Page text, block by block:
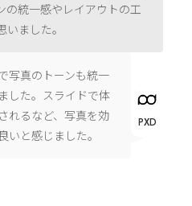
の統一感やレイアウトの工
ました。
写真のトーンも統一
した。スライドで体
れるなど、写真を効
と感じました。
PXD